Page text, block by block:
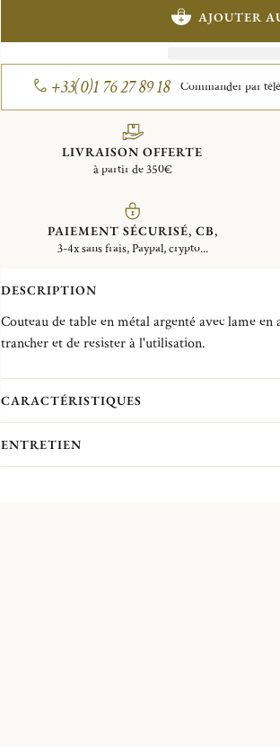
AJOUTER
+33(0)1 76 27 89 18 Commander par
LIVRAISON OFFERTE
à partir de 350€
PAIEMENT SÉCURISÉ, CB,
3-4x sans frais, Paypal, crypto...
DESCRIPTION
Couteau de table en métal argenté avec lame
trancher et de resister à l'utilisation.
CARACTÉRISTIQUES
ENTRETIEN